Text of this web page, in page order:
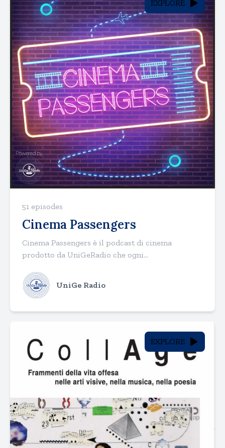
EXPLORE
51 episodes
Cinema Passengers
Cinema Passengers è il podcast di cinema
prodotto da UniGeRadio che ogni...
UniGe Radio
EXPLORE